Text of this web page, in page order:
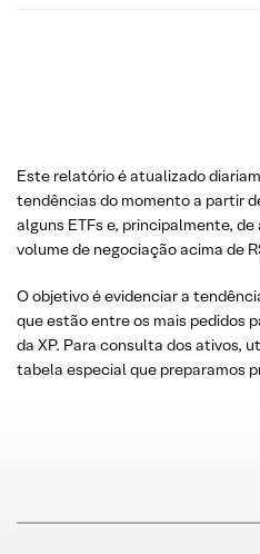
Este relatório é atualizado
tendências do momento a partir
alguns ETFs e, principalmente,
volume de negociação acima de
O objetivo é evidenciar a
que estão entre os mais pedidos
da XP. Para consulta dos ativos,
tabela especial que preparamos